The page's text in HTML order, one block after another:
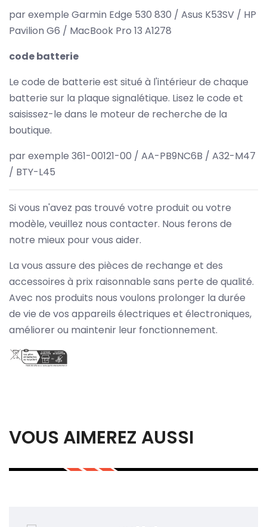
par exemple Garmin Edge 530 830 / Asus K53SV / HP
Pavilion G6 / MacBook Pro 13 A1278
code batterie
Le code de batterie est situé à l'intérieur de chaque
batterie sur la plaque signalétique. Lisez le code et
saisissez-le dans le moteur de recherche de la
boutique.
par exemple 361-00121-00 / AA-PB9NC6B / A32-M47
/ BTY-L45
Si vous n'avez pas trouvé votre produit ou votre
modèle, veuillez nous contacter. Nous ferons de
notre mieux pour vous aider.
La vous assure des pièces de rechange et des
accessoires à prix raisonnable sans perte de qualité.
Avec nos produits nous voulons prolonger la durée
de vie de vos appareils électriques et électroniques,
améliorer ou maintenir leur fonctionnement.
VOUS AIMEREZ AUSSI